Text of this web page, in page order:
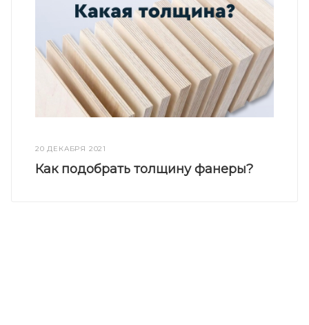
20 ДЕКАБРЯ 2021
Как подобрать толщину фанеры?